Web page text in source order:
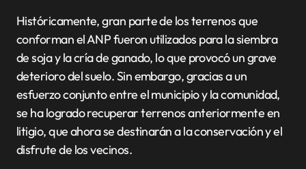
Históricamente, gran parte de los terrenos que
conforman el ANP fueron utilizados para la siembra
de soja y la cría de ganado, lo que provocó un grave
deterioro del suelo. Sin embargo, gracias a un
esfuerzo conjunto entre el municipio y la comunidad,
se ha logrado recuperar terrenos anteriormente en
litigio, que ahora se destinarán a la conservación y el
disfrute de los vecinos.